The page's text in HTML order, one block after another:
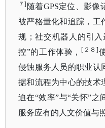
７] 随着GPS定位、影像
被严格量化和追踪，工
规；社交机器人的引
控”的工作体验，[２８]
侵蚀服务人员的职业认
据和流程为中心的技术
迫在“效率”与“关怀”之
服务应有的人文价值与